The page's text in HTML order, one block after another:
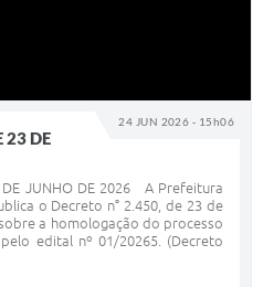
24 JUN 2026 - 15h06
23 DE
DE JUNHO DE 2026 A Prefeitura
o Decreto n° 2.450, de 23 de
a homologação do processo
edital nº 01/20265. (Decreto